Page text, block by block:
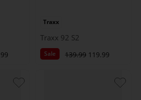
Traxx
Traxx 92 S2
Sale 139.99 119.99